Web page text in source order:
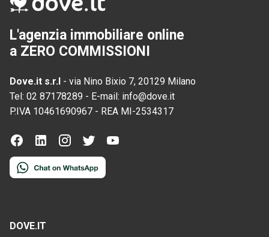
L'agenzia immobiliare online
a ZERO COMMISSIONI
Dove.it s.r.l - via Nino Bixio 7, 20129 Milano
Tel: 02 87178289 - E-mail: info@dove.it
P.IVA 10461690967 - REA MI-2534317
DOVE.IT